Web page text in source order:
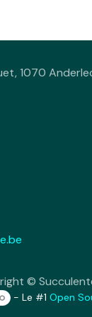
1070
©
- Le #1Open